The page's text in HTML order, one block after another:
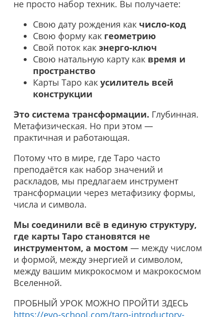
не просто набор техник. Вы получаете:
Свою дату рождения как число-код
Свою форму как геометрию
Свой поток как энерго-ключ
Свою натальную карту как время и
пространство
Карты Таро как усилитель всей
конструкции
Это система трансформации. Глубинная.
Метафизическая. Но при этом —
практичная и работающая.
Потому что в мире, где Таро часто
преподаётся как набор значений и
раскладов, мы предлагаем инструмент
трансформации через метафизику формы,
числа и символа.
Мы соединили всё в единую структуру,
где карты Таро становятся не
инструментом, а мостом — между числом
и формой, между энергией и символом,
между вашим микрокосмом и макрокосмом
Вселенной.
ПРОБНЫЙ УРОК МОЖНО ПРОЙТИ ЗДЕСЬ
https://evo-school.com/taro-introductory-